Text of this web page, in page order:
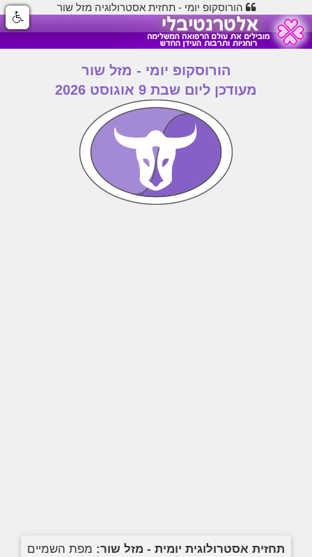
הורוסקופ יומי - תחזית אסטרולוגיה מזל שור
הורוסקופ יומי - מזל שור
מעודכן ליום שבת 9 אוגוסט 2026
תחזית אסטרולוגית יומית - מזל שור: מפת השמיים